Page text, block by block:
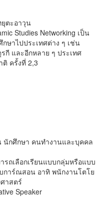
ตะอาวุน
Studies Networking เป็น
ษาไปประเทศต่าง ๆ เช่น
กี และอีกหลาย ๆ ประเทศ
ครั้งที่ 2,3
นักศึกษา คนทำงานและบุคคล
ถเลือกเรียนแบบกลุ่มหรือแบบ
การ์ณสอน อาทิ พนักงานโตโย
าสตร์
Speaker